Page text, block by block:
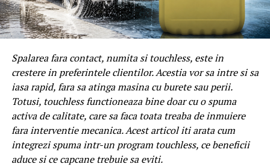
Spalarea fara contact, numita si touchless, este in
crestere in preferintele clientilor. Acestia vor sa intre si sa
iasa rapid, fara sa atinga masina cu burete sau perii.
Totusi, touchless functioneaza bine doar cu o spuma
activa de calitate, care sa faca toata treaba de inmuiere
fara interventie mecanica. Acest articol iti arata cum
integrezi spuma intr-un program touchless, ce beneficii
aduce si ce capcane trebuie sa eviti.